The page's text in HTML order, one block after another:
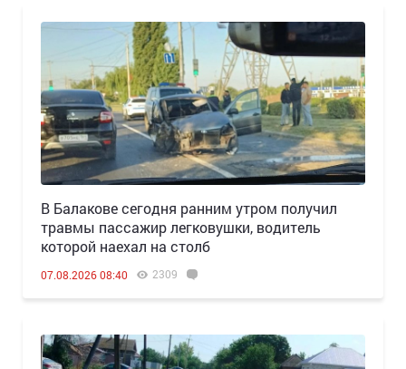
В Балакове сегодня ранним утром получил
травмы пассажир легковушки, водитель
которой наехал на столб
07.08.2026 08:40 2309